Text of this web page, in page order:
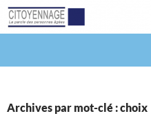
Aller
au
Archives par mot-clé : choix